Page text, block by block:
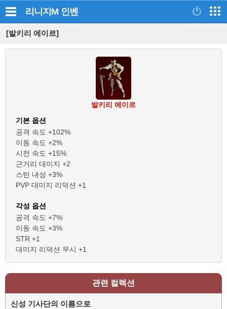
리니지M 인벤
[발키리 에이르]
발키리 에이르
기본 옵션
공격 속도 +102%
이동 속도 +2%
시전 속도 +15%
근거리 대미지 +2
스턴 내성 +3%
PVP 대미지 리덕션 +1
각성 옵션
공격 속도 +7%
이동 속도 +3%
STR +1
대미지 리덕션 무시 +1
관련 컬렉션
신성 기사단의 이름으로